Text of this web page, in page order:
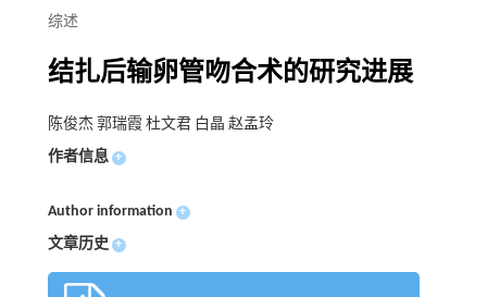
综述
结扎后输卵管吻合术的研究进展
陈俊杰 郭瑞霞 杜文君 白晶 赵孟玲
作者信息 +
Author information +
文章历史 +